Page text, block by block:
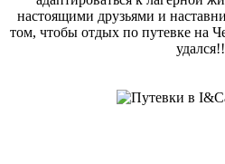
настоящими друзьями и
том, чтобы отдых по путевке на